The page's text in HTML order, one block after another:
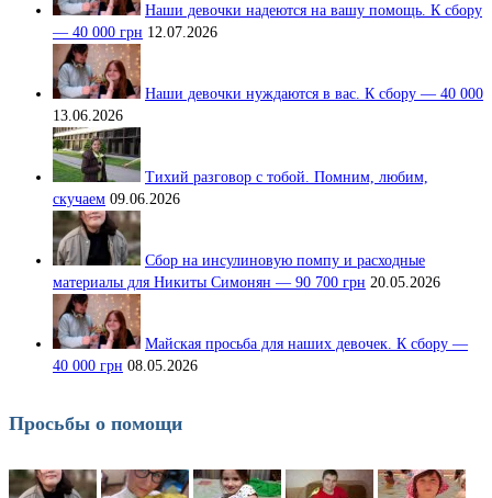
Наши девочки надеются на вашу помощь. К сбору
— 40 000 грн 12.07.2026
Наши девочки нуждаются в вас. К сбору — 40 000
13.06.2026
Тихий разговор с тобой. Помним, любим,
скучаем 09.06.2026
Сбор на инсулиновую помпу и расходные
материалы для Никиты Симонян — 90 700 грн 20.05.2026
Майская просьба для наших девочек. К сбору —
40 000 грн 08.05.2026
Просьбы о помощи